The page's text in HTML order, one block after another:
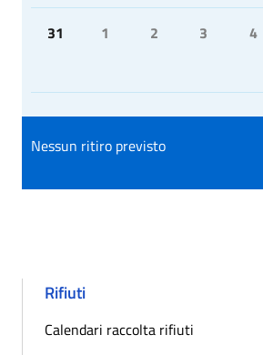
31 1 2 3 4
Nessun ritiro previsto
Rifiuti
Calendari raccolta rifiuti